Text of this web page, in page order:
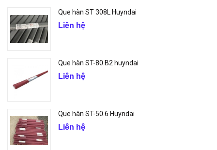
Que hàn ST 308L Huyndai
Liên hệ
Que hàn ST-80.B2 huyndai
Liên hệ
Que hàn ST-50.6 Huyndai
Liên hệ